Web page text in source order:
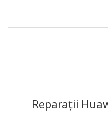
Reparații